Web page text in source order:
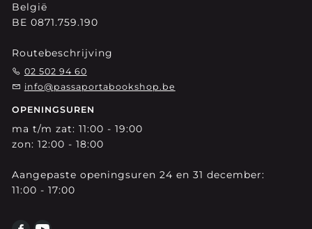
België
BE 0871.759.190
Routebeschrijving
02 502 94 60
info@passaportabookshop.be
OPENINGSUREN
ma t/m zat: 11:00 - 19:00
zon: 12:00 - 18:00
Aangepaste openingsuren 24 en 31 december:
11:00 - 17:00